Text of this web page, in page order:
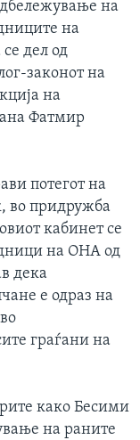
на
на
дел од
законот на
на
Фатмир
потегот на
во придружба
кабинет се
на ОНА од
дека
е одраз на
граѓани на
како Бесими
на раните